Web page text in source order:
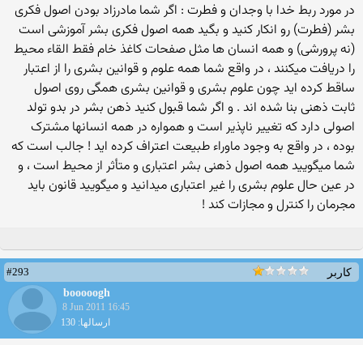
در مورد ربط خدا با وجدان و فطرت : اگر شما مادرزاد بودن اصول فکری
بشر (فطرت) رو انکار کنید و بگید همه اصول فکری بشر آموزشی است
(نه پرورشی) و همه انسان ها مثل صفحات کاغذ خام فقط القاء محیط
را دریافت میکنند ، در واقع شما همه علوم و قوانین بشری را از اعتبار
ساقط کرده اید چون علوم بشری و قوانین بشری همگی روی اصول
ثابت ذهنی بنا شده اند . و اگر شما قبول کنید ذهن بشر در بدو تولد
اصولی دارد که تغییر ناپذیر است و همواره در همه انسانها مشترک
بوده ، در واقع به وجود ماوراء طبیعت اعتراف کرده اید ! جالب است که
شما میگویید همه اصول ذهنی بشر اعتباری و متأثر از محیط است ، و
در عین حال علوم بشری را غیر اعتباری میدانید و میگویید قانون باید
مجرمان را کنترل و مجازات کند !
کاربر
#293
booooogh
8 Jun 2011 16:45
ارسالها: 130